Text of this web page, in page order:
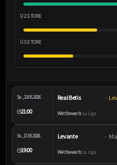
Ü 2.5 TORE
Ü 3.5 TORE
Sa., 23.05.2026
🕒21:00
Real Betis –
Wettbewerb:La Liga
So., 17.05.2026
🕒19:00
Levante –
Wettbewerb:La Liga